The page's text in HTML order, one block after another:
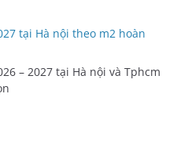
tại Hà nội theo m2 hoàn
– 2027 tại Hà nội và Tphcm